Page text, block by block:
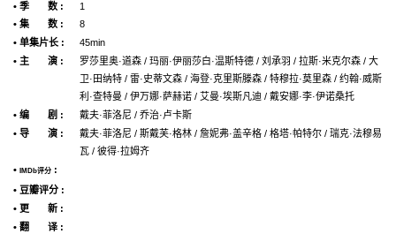
• 季 数 :
1
• 集 数 :
8
• 单集片长 :
45min
• 主 演 :
罗莎里奥·道森 / 玛丽·伊丽莎白·温斯特德 / 刘承羽 / 拉斯·米克尔森 / 大
卫·田纳特 / 雷·史蒂文森 / 海登·克里斯滕森 / 特穆拉·莫里森 / 约翰·威斯
利·查特曼 / 伊万娜·萨赫诺 / 艾曼·埃斯凡迪 / 戴安娜·李·伊诺桑托
• 编 剧 :
戴夫·菲洛尼 / 乔治·卢卡斯
• 导 演 :
戴夫·菲洛尼 / 斯戴芙·格林 / 詹妮弗·盖辛格 / 格塔·帕特尔 / 瑞克·法穆易
瓦 / 彼得·拉姆齐
•
IMDb评分 :
• 豆瓣评分 :
• 更 新 :
• 翻 译 :